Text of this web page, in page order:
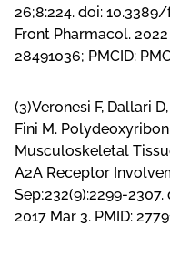
26;8:224. doi:
Front Pharmacol. 2022
28491036; PMCID:
(3)Veronesi F, Dallari
Fini M.
Musculoskeletal
A2A Receptor
Sep;232(9):2299-
2017 Mar 3. PMID: